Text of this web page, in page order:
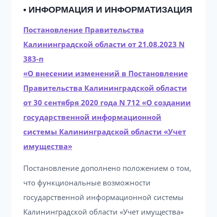
• ИНФОРМАЦИЯ И ИНФОРМАТИЗАЦИЯ
Постановление Правительства
Калининградской области от 21.08.2023 N
383-п
«О внесении изменений в Постановление
Правительства Калининградской области
от 30 сентября 2020 года N 712 «О создании
государственной информационной
системы Калининградской области «Учет
имущества»
Постановление дополнено положением о том,
что функциональные возможности
государственной информационной системы
Калининградской области «Учет имущества»